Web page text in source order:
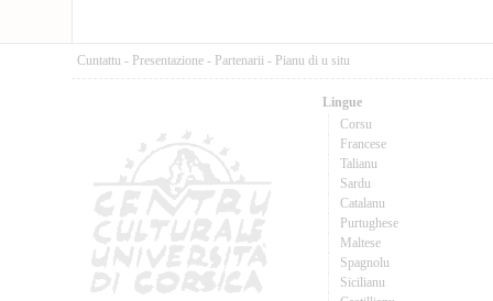
Cuntattu - Presentazione - Partenarii - Pianu di u situ
Lingue
Corsu
Francese
Talianu
Sardu
Catalanu
Purtughese
Maltese
Spagnolu
Sicilianu